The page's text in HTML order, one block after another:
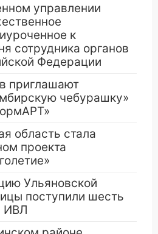
управлении
к
сотрудника органов
Федерации
приглашают
чебурашку»
область стала
проекта
Ульяновской
поступили шесть
ИВЛ